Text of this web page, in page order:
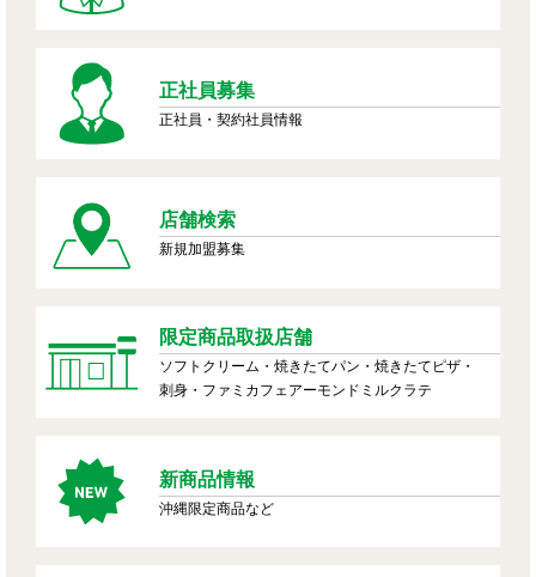
正社員募集
正社員・契約社員情報
店舗検索
新規加盟募集
限定商品取扱店舗
ソフトクリーム・焼きたてパン・焼きたてピザ・
刺身・ファミカフェアーモンドミルクラテ
新商品情報
沖縄限定商品など